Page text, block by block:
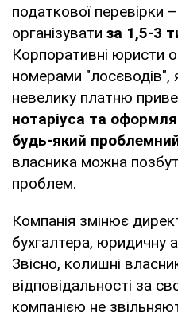
податкової перевірки
організувати за 1,5-3
Корпоративні юристи
номерами "лосєводів",
невелику платню
нотаріуса та
будь-який
власника можна
проблем.
Компанія змінює
бухгалтера, юридичну
Звісно, колишні
відповідальності за
компанією не